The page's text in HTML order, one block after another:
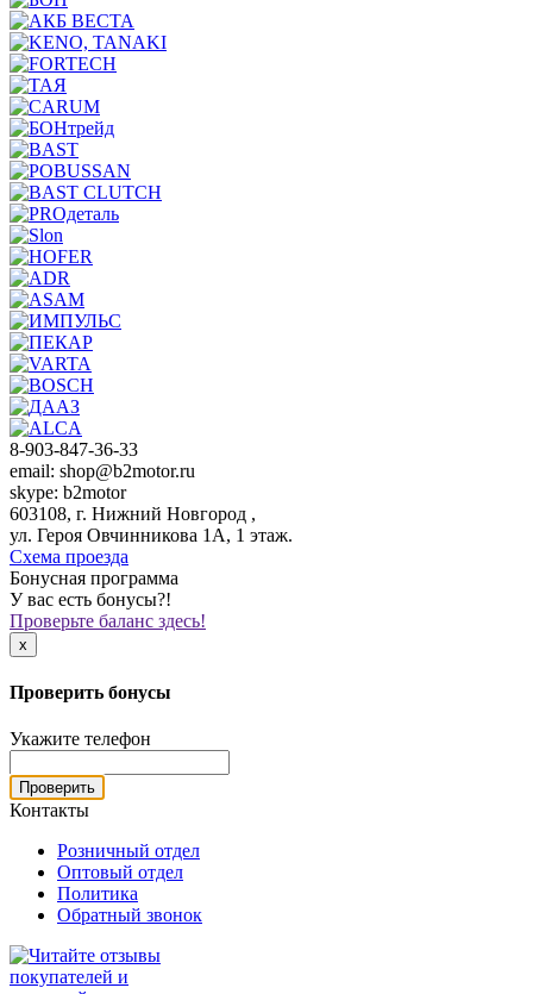
8-903-847-36-33
email: shop@b2motor.ru
skype: b2motor
603108, г. Нижний Новгород ,
ул. Героя Овчинникова 1А, 1 этаж.
Схема проезда
Бонусная программа
У вас есть бонусы?!
Проверьте баланс здесь!
x
Проверить бонусы
Укажите телефон
Проверить
Контакты
Розничный отдел
Оптовый отдел
Политика
Обратный звонок